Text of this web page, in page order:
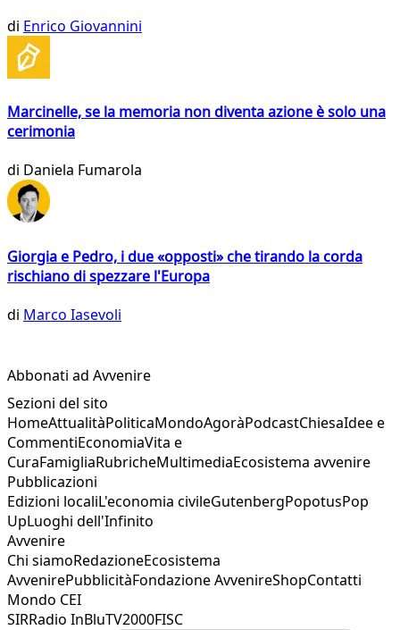
di Enrico Giovannini
Marcinelle, se la memoria non diventa azione è solo una
cerimonia
di Daniela Fumarola
Giorgia e Pedro, i due «opposti» che tirando la corda
rischiano di spezzare l'Europa
di Marco Iasevoli
Abbonati ad Avvenire
Sezioni del sito
HomeAttualitàPoliticaMondoAgoràPodcastChiesaIdee e
CommentiEconomiaVita e
CuraFamigliaRubricheMultimediaEcosistema avvenire
Pubblicazioni
Edizioni localiL'economia civileGutenbergPopotusPop
UpLuoghi dell'Infinito
Avvenire
Chi siamoRedazioneEcosistema
AvvenirePubblicitàFondazione AvvenireShopContatti
Mondo CEI
SIRRadio InBluTV2000FISC